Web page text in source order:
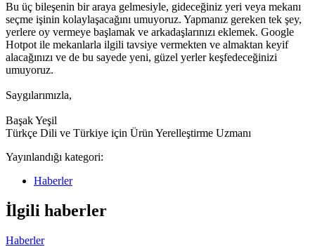
Bu üç bileşenin bir araya gelmesiyle, gideceğiniz yeri veya mekanı
seçme işinin kolaylaşacağını umuyoruz. Yapmanız gereken tek şey,
yerlere oy vermeye başlamak ve arkadaşlarınızı eklemek. Google
Hotpot ile mekanlarla ilgili tavsiye vermekten ve almaktan keyif
alacağınızı ve de bu sayede yeni, güzel yerler keşfedeceğinizi
umuyoruz.
Saygılarımızla,
Başak Yeşil
Türkçe Dili ve Türkiye için Ürün Yerelleştirme Uzmanı
Yayınlandığı kategori:
Haberler
İlgili haberler
Haberler